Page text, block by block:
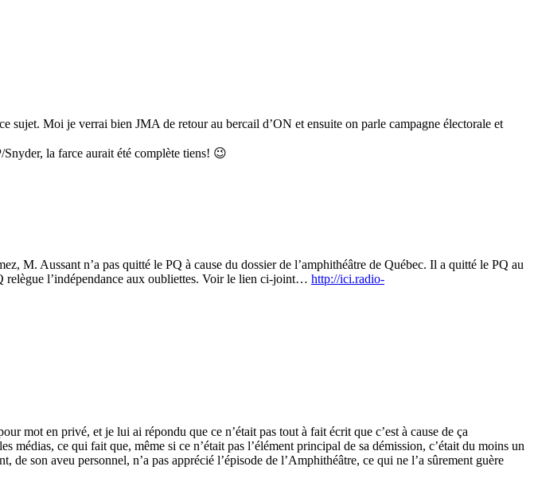
sujet. Moi je verrai bien JMA de retour au bercail d’ON et ensuite on parle campagne électorale et
la farce aurait été complète tiens! 😉
M. Aussant n’a pas quitté le PQ à cause du dossier de l’amphithéâtre de Québec. Il a quitté le PQ au
relègue l’indépendance aux oubliettes. Voir le lien ci-joint… http://ici.radio-
mot en privé, et je lui ai répondu que ce n’était pas tout à fait écrit que c’est à cause de ça
médias, ce qui fait que, même si ce n’était pas l’élément principal de sa démission, c’était du moins un
son aveu personnel, n’a pas apprécié l’épisode de l’Amphithéâtre, ce qui ne l’a sûrement guère